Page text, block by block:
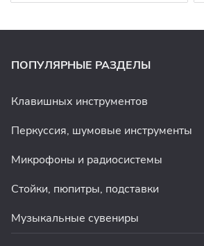
ПОПУЛЯРНЫЕ РАЗДЕЛЫ
Клавишных инструментов
Перкуссия, шумовые инструменты
Микрофоны и радиосистемы
Стойки, пюпитры, подставки
Музыкальные сувениры